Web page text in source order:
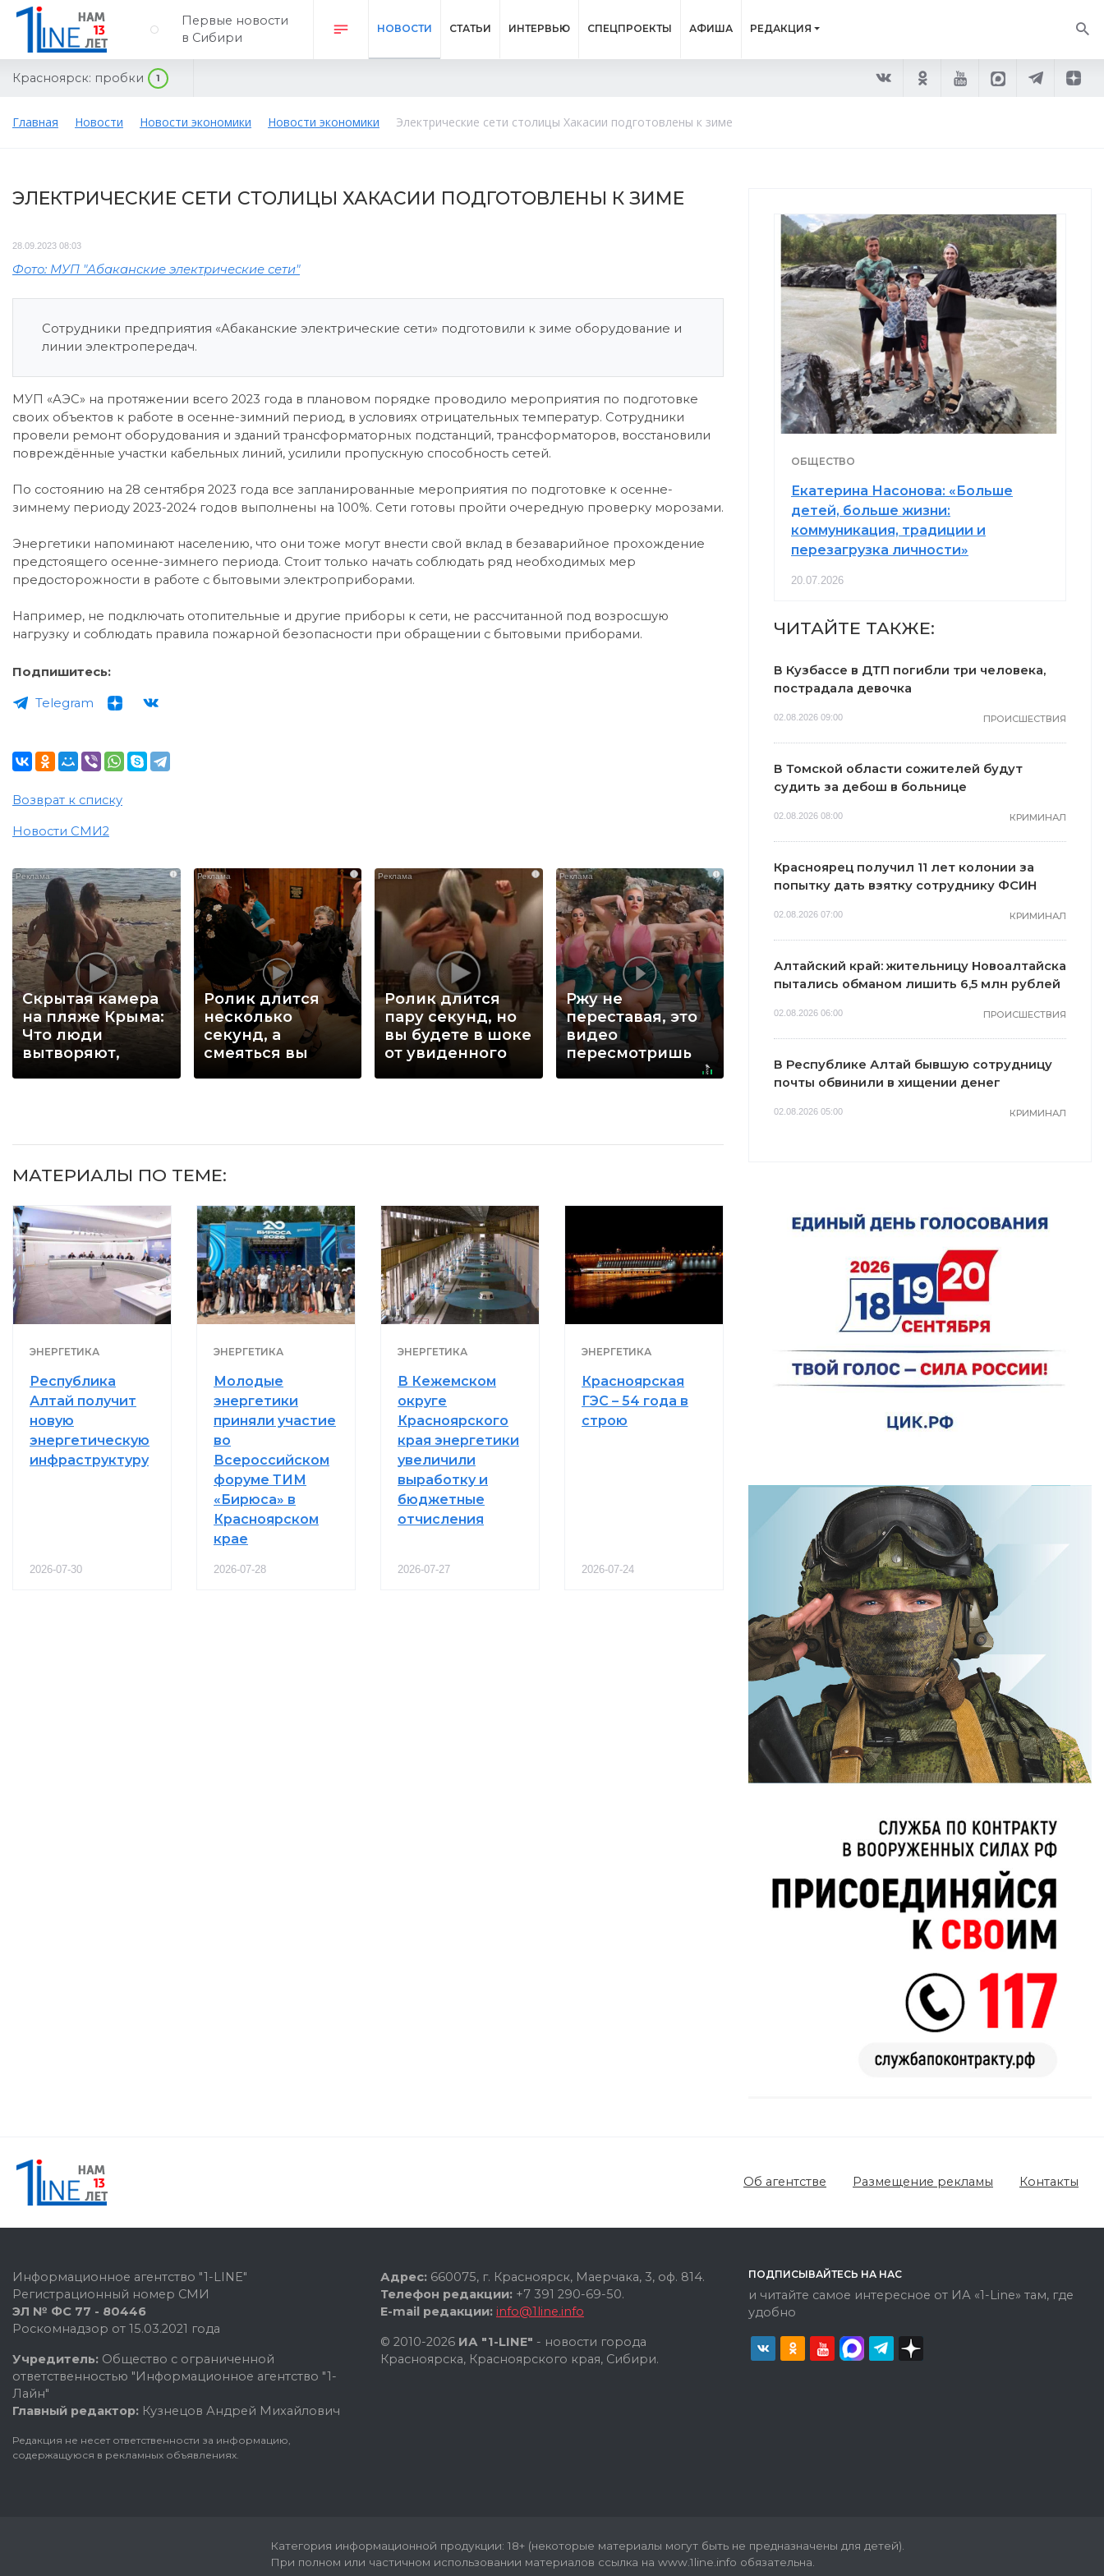
Первые новости
в Сибири
НОВОСТИ СТАТЬИ ИНТЕРВЬЮ СПЕЦПРОЕКТЫ АФИША РЕДАКЦИЯ
Красноярск: пробки 1
Главная Новости Новости экономики Новости экономики Электрические сети столицы Хакасии подготовлены к зиме
ЭЛЕКТРИЧЕСКИЕ СЕТИ СТОЛИЦЫ ХАКАСИИ ПОДГОТОВЛЕНЫ К ЗИМЕ
28.09.2023 08:03
Фото: МУП "Абаканские электрические сети"
Сотрудники предприятия «Абаканские электрические сети» подготовили к зиме оборудование и
линии электропередач.
МУП «АЭС» на протяжении всего 2023 года в плановом порядке проводило мероприятия по подготовке
своих объектов к работе в осенне-зимний период, в условиях отрицательных температур. Сотрудники
провели ремонт оборудования и зданий трансформаторных подстанций, трансформаторов, восстановили
повреждённые участки кабельных линий, усилили пропускную способность сетей.
По состоянию на 28 сентября 2023 года все запланированные мероприятия по подготовке к осенне-
зимнему периоду 2023-2024 годов выполнены на 100%. Сети готовы пройти очередную проверку морозами.
Энергетики напоминают населению, что они тоже могут внести свой вклад в безаварийное прохождение
предстоящего осенне-зимнего периода. Стоит только начать соблюдать ряд необходимых мер
предосторожности в работе с бытовыми электроприборами.
Например, не подключать отопительные и другие приборы к сети, не рассчитанной под возросшую
нагрузку и соблюдать правила пожарной безопасности при обращении с бытовыми приборами.
Подпишитесь:
Telegram
Возврат к списку
Новости СМИ2
i
Скрытая камера
на пляже Крыма:
Что люди
вытворяют,
i
Ролик длится
несколько
секунд, а
смеяться вы
i
Ролик длится
пару секунд, но
вы будете в шоке
от увиденного
i
Ржу не
переставая, это
видео
пересмотришь
i
отожгла! Видео
не оставит
невесты оставит
вас без слов!
раз
МАТЕРИАЛЫ ПО ТЕМЕ:
ЭНЕРГЕТИКА
Республика
Алтай получит
новую
энергетическую
инфраструктуру
2026-07-30
ЭНЕРГЕТИКА
Молодые
энергетики
приняли участие
во
Всероссийском
форуме ТИМ
«Бирюса» в
Красноярском
крае
2026-07-28
ЭНЕРГЕТИКА
В Кежемском
округе
Красноярского
края энергетики
увеличили
выработку и
бюджетные
отчисления
2026-07-27
ЭНЕРГЕТИКА
Красноярская
ГЭС – 54 года в
строю
2026-07-24
ОБЩЕСТВО
Екатерина Насонова: «Больше
детей, больше жизни:
коммуникация, традиции и
перезагрузка личности»
20.07.2026
ЧИТАЙТЕ ТАКЖЕ:
В Кузбассе в ДТП погибли три человека,
пострадала девочка
02.08.2026 09:00 ПРОИСШЕСТВИЯ
В Томской области сожителей будут
судить за дебош в больнице
02.08.2026 08:00 КРИМИНАЛ
Красноярец получил 11 лет колонии за
попытку дать взятку сотруднику ФСИН
02.08.2026 07:00 КРИМИНАЛ
Алтайский край: жительницу Новоалтайска
пытались обманом лишить 6,5 млн рублей
02.08.2026 06:00 ПРОИСШЕСТВИЯ
В Республике Алтай бывшую сотрудницу
почты обвинили в хищении денег
02.08.2026 05:00 КРИМИНАЛ
Об агентстве Размещение рекламы Контакты
Информационное агентство "1-LINE"
Регистрационный номер СМИ
ЭЛ № ФС 77 - 80446
Роскомнадзор от 15.03.2021 года
Учредитель: Общество с ограниченной
ответственностью "Информационное агентство "1-
Лайн"
Главный редактор: Кузнецов Андрей Михайлович
Редакция не несет ответственности за информацию,
содержащуюся в рекламных объявлениях.
Адрес: 660075, г. Красноярск, Маерчака, 3, оф. 814.
Телефон редакции: +7 391 290-69-50.
E-mail редакции: info@1line.info
© 2010-2026 ИА "1-LINE" - новости города
Красноярска, Красноярского края, Сибири.
ПОДПИСЫВАЙТЕСЬ НА НАС
и читайте самое интересное от ИА «1-Line» там, где
удобно
Категория информационной продукции: 18+ (некоторые материалы могут быть не предназначены для детей).
При полном или частичном использовании материалов ссылка на www.1line.info обязательна.